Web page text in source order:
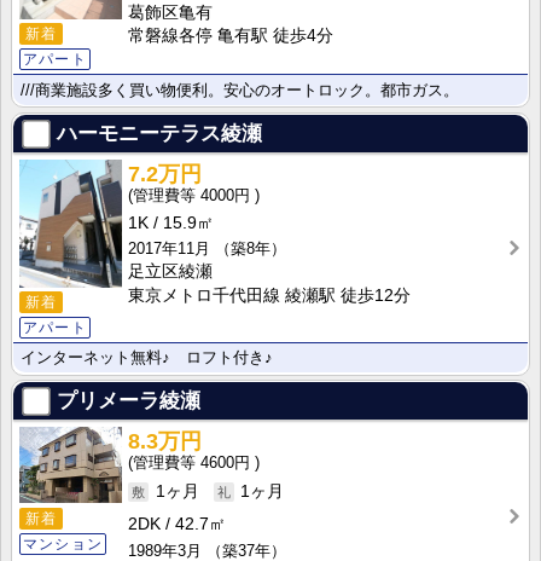
新着
アパート
葛飾区亀有
常磐線各停 亀有駅 徒歩4分
///商業施設多く買い物便利。安心のオートロック。都市ガス。
ハーモニーテラス綾瀬
新着
アパート
7.2万円
4000円
1K
15.9㎡
2017年11月
（築8年）
足立区綾瀬
東京メトロ千代田線 綾瀬駅 徒歩12分
インターネット無料♪ ロフト付き♪
プリメーラ綾瀬
新着
マンション
8.3万円
4600円
1ヶ月
1ヶ月
2DK
42.7㎡
1989年3月
（築37年）